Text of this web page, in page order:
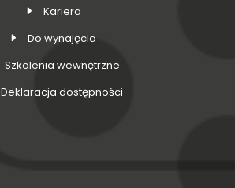
Kariera
Do wynajęcia
Szkolenia wewnętrzne
Deklaracja dostępności